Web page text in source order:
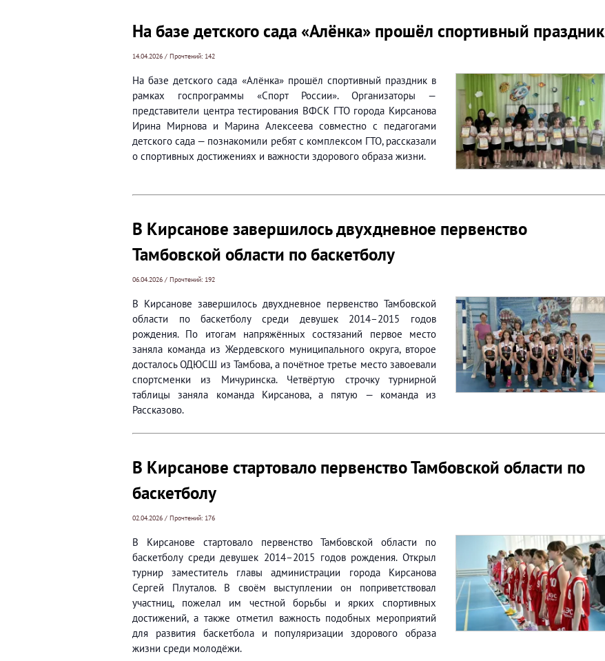
На базе детского сада «Алёнка» прошёл спортивный праздник
14.04.2026 / Прочтений: 142
На базе детского сада «Алёнка» прошёл спортивный праздник в
рамках госпрограммы «Спорт России». Организаторы —
представители центра тестирования ВФСК ГТО города Кирсанова
Ирина Мирнова и Марина Алексеева совместно с педагогами
детского сада — познакомили ребят с комплексом ГТО, рассказали
о спортивных достижениях и важности здорового образа жизни.
В Кирсанове завершилось двухдневное первенство
Тамбовской области по баскетболу
06.04.2026 / Прочтений: 192
В Кирсанове завершилось двухдневное первенство Тамбовской
области по баскетболу среди девушек 2014–2015 годов
рождения. По итогам напряжённых состязаний первое место
заняла команда из Жердевского муниципального округа, второе
досталось ОДЮСШ из Тамбова, а почётное третье место завоевали
спортсменки из Мичуринска. Четвёртую строчку турнирной
таблицы заняла команда Кирсанова, а пятую — команда из
Рассказово.
В Кирсанове стартовало первенство Тамбовской области по
баскетболу
02.04.2026 / Прочтений: 176
В Кирсанове стартовало первенство Тамбовской области по
баскетболу среди девушек 2014–2015 годов рождения. Открыл
турнир заместитель главы администрации города Кирсанова
Сергей Плуталов. В своём выступлении он поприветствовал
участниц, пожелал им честной борьбы и ярких спортивных
достижений, а также отметил важность подобных мероприятий
для развития баскетбола и популяризации здорового образа
жизни среди молодёжи.